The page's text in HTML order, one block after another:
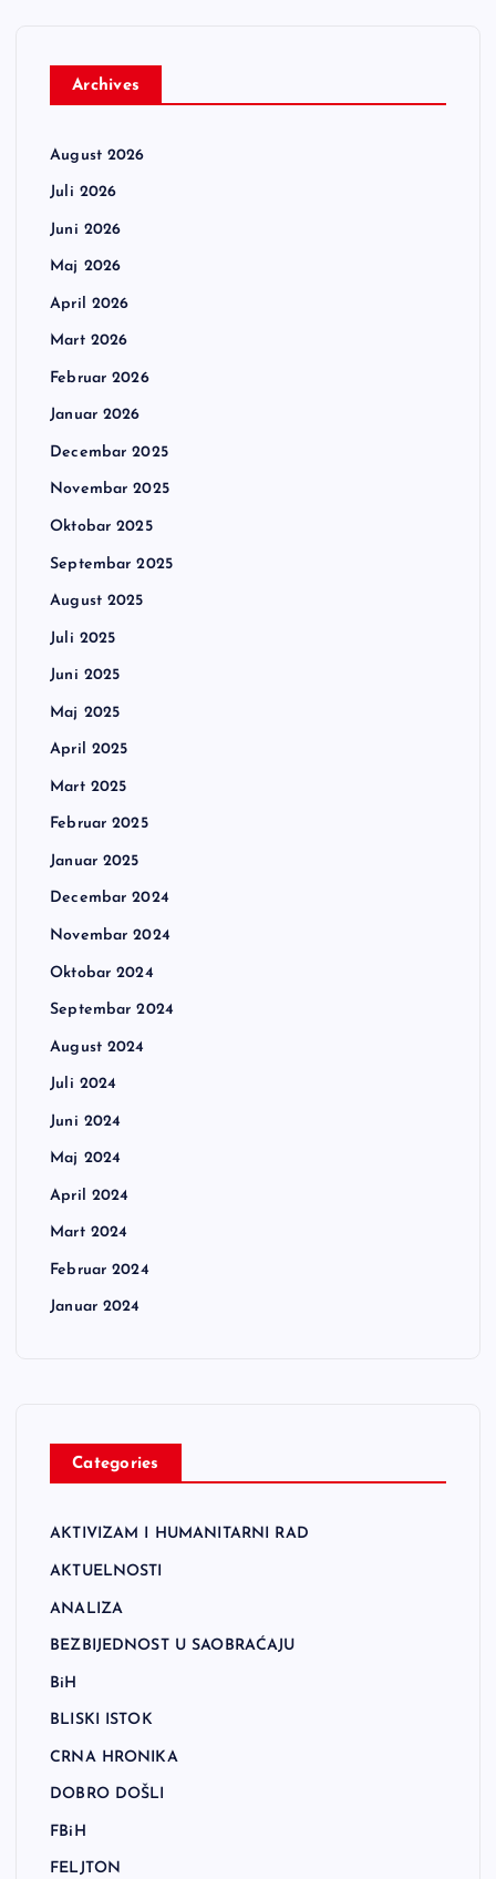
Archives
August 2026
Juli 2026
Juni 2026
Maj 2026
April 2026
Mart 2026
Februar 2026
Januar 2026
Decembar 2025
Novembar 2025
Oktobar 2025
Septembar 2025
August 2025
Juli 2025
Juni 2025
Maj 2025
April 2025
Mart 2025
Februar 2025
Januar 2025
Decembar 2024
Novembar 2024
Oktobar 2024
Septembar 2024
August 2024
Juli 2024
Juni 2024
Maj 2024
April 2024
Mart 2024
Februar 2024
Januar 2024
Categories
AKTIVIZAM I HUMANITARNI RAD
AKTUELNOSTI
ANALIZA
BEZBIJEDNOST U SAOBRAĆAJU
BiH
BLISKI ISTOK
CRNA HRONIKA
DOBRO DOŠLI
FBiH
FELJTON